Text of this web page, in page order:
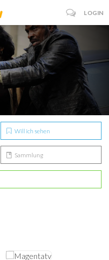
LOGIN
Will ich sehen
Sammlung